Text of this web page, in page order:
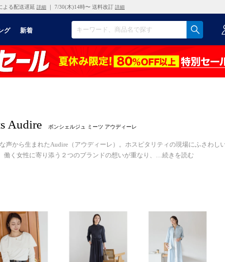
よる配送遅延 詳細 ｜ 7/30(木)14時〜 送料改訂 詳細
グ 新着
Audire ボンシェルジュ ミーツ アウディーレ
声から生まれたAudire（アウディーレ）。ホスピタリティの現場にふさわし
働く女性に寄り添う２つのブランドの想いが重なり、
続きを読む